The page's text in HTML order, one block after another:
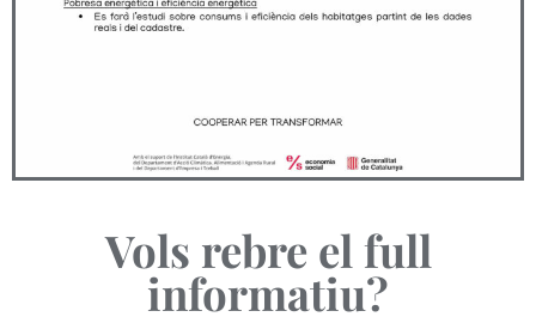
Vols rebre el full
informatiu?